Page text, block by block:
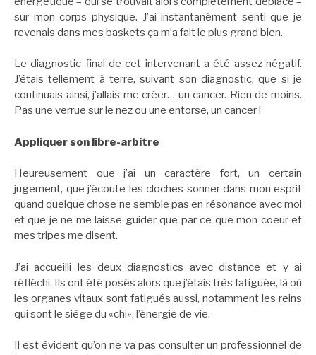
sur mon corps physique. J’ai instantanément senti que je
revenais dans mes baskets ça m’a fait le plus grand bien.
Le diagnostic final de cet intervenant a été assez négatif.
J’étais tellement à terre, suivant son diagnostic, que si je
continuais ainsi, j’allais me créer… un cancer. Rien de moins.
Pas une verrue sur le nez ou une entorse, un cancer !
Appliquer son libre-arbitre
Heureusement que j’ai un caractère fort, un certain
jugement, que j’écoute les cloches sonner dans mon esprit
quand quelque chose ne semble pas en résonance avec moi
et que je ne me laisse guider que par ce que mon coeur et
mes tripes me disent.
J’ai accueilli les deux diagnostics avec distance et y ai
réfléchi. Ils ont été posés alors que j’étais très fatiguée, là où
les organes vitaux sont fatigués aussi, notamment les reins
qui sont le siège du «chi», l’énergie de vie.
Il est évident qu’on ne va pas consulter un professionnel de